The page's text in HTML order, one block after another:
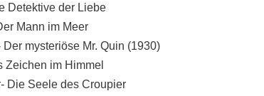
Detektive der Liebe
Mann im Meer
mysteriöse Mr. Quin (1930)
Zeichen im Himmel
Die Seele des Croupier